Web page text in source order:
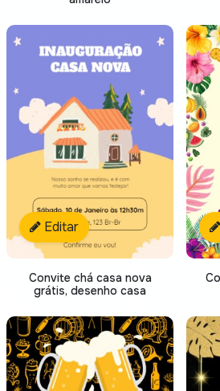
Editar
Convite chá casa nova
grátis, desenho casa